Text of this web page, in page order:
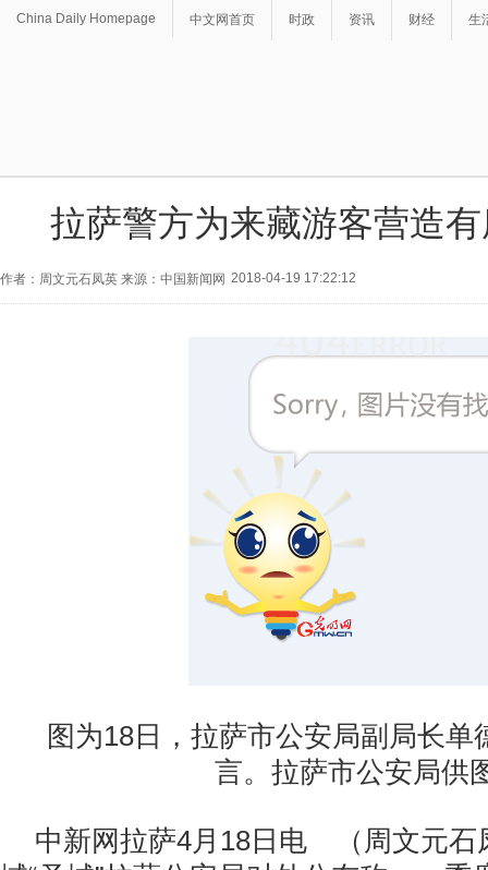
China Daily Homepage 中文网首页 时政 资讯 财经 生
拉萨警方为来藏游客营造
作者：周文元石凤英 来源：中国新闻网 2018-04-19 17:22:12
图为18日，拉萨市公安局副局长单
言。拉萨市公安局供
中新网拉萨4月18日电 （周文元石